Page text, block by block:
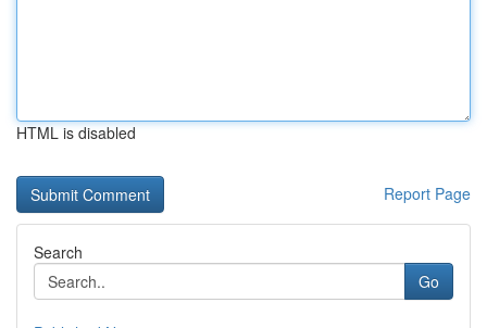
HTML is disabled
Report Page
Search
Go